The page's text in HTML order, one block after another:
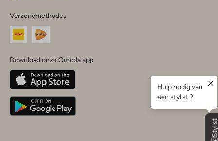
je
land
Nederland
Belgique(Français)
Deutschland
Verzendmethodes
Download onze Omoda app